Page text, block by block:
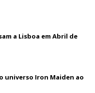
a Lisboa em Abril de
universo Iron Maiden ao